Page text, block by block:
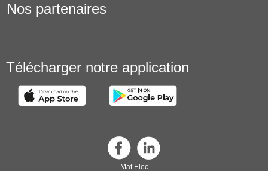
Nos partenaires
Télécharger notre application
Mat Elec